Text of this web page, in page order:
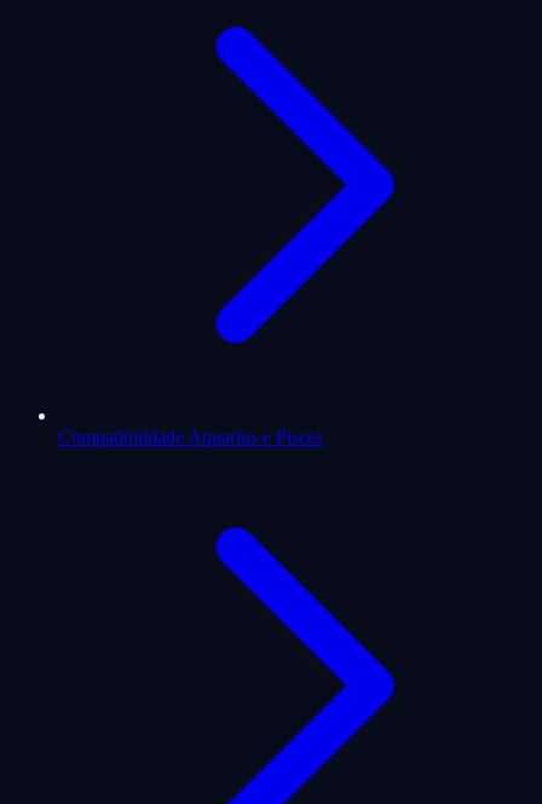
Compatibilidade Aquarius e Pisces